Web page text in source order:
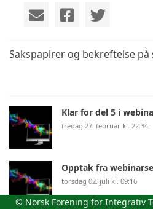
Sakspapirer og bekreftelse på
Klar for del 5 i
fredag 27. februar kl. 22:34
Opptak fra
torsdag 02. juli kl. 09:16
© Norsk Forening for Integrativ